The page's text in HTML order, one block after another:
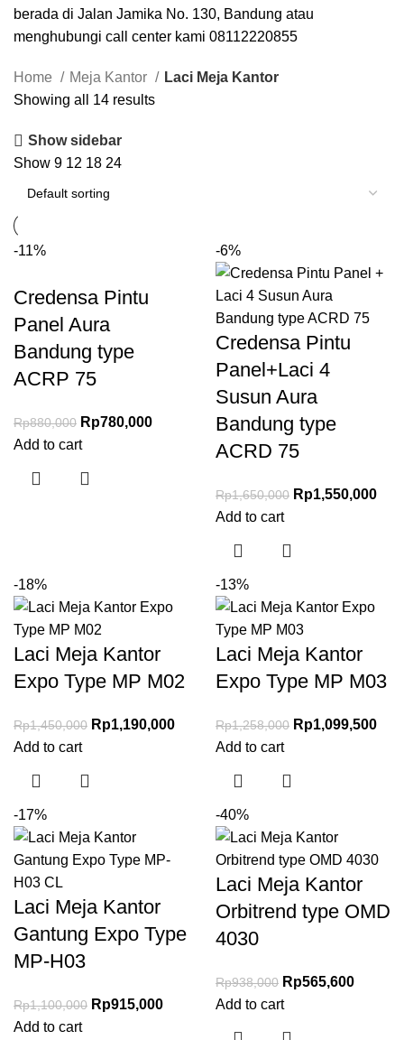
berada di Jalan Jamika No. 130, Bandung atau
menghubungi call center kami 08112220855
Home Meja Kantor
Laci Meja Kantor
Showing all 14 results
Show sidebar
Show 9 12 18 24
-11%
Credensa Pintu
Panel Aura
Bandung type
ACRP 75
Rp880,000 Rp780,000
Add to cart
-6%
Credensa Pintu
Panel+Laci 4
Susun Aura
Bandung type
ACRD 75
Rp1,650,000 Rp1,550,000
Add to cart
-18%
Laci Meja Kantor
Expo Type MP M02
Rp1,450,000 Rp1,190,000
Add to cart
-13%
Laci Meja Kantor
Expo Type MP M03
Rp1,258,000 Rp1,099,500
Add to cart
-17%
Laci Meja Kantor
Gantung Expo Type
MP-H03
Rp1,100,000 Rp915,000
Add to cart
-40%
Laci Meja Kantor
Orbitrend type OMD
4030
Rp938,000 Rp565,600
Add to cart